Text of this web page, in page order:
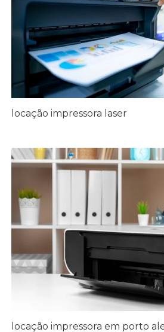
locação impressora laser
locação impressora em porto